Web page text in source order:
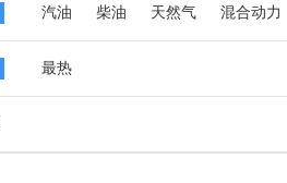
汽油 柴油 天然气 混合动力
最热